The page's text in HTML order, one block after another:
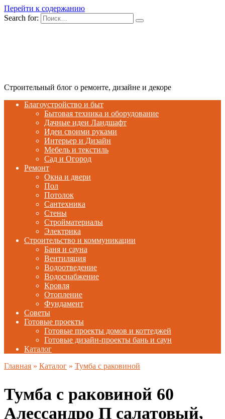
Перейти к содержанию
Search for:
Строительный блог о ремонте, дизайне и декоре
Благоустройство и быт
Бытовая техника и оборудование
Дачные идеи Ландшафт
Идеи своими руками
Интерьер и Дизайн
Мебель и текстиль
Сад и Огород
Ремонт
Окна и двери
Пол
Потолок
Сантехника
Стены
Стройматериалы
Электрика
Строительство и коммуникации
Баня и сауна
Вентиляция
Водоотведение
Водоснабжение
Кровля
Отопление
Фундамент
Советы
Готовые проекты
Готовые проекты домов и коттеджей
Готовые дизайн-проекты бань и саун
Каталог
Главная » Каталог » Тумба с раковиной
Тумба с раковиной 60
Алессандро П салатовый,